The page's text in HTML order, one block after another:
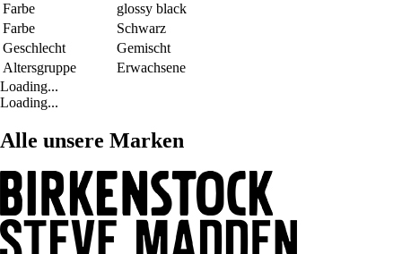
Farbe
glossy black
Farbe
Schwarz
Geschlecht
Gemischt
Altersgruppe
Erwachsene
Loading...
Loading...
Alle unsere Marken